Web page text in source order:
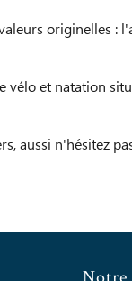
originelles :
et natation
aussi n'hésitez